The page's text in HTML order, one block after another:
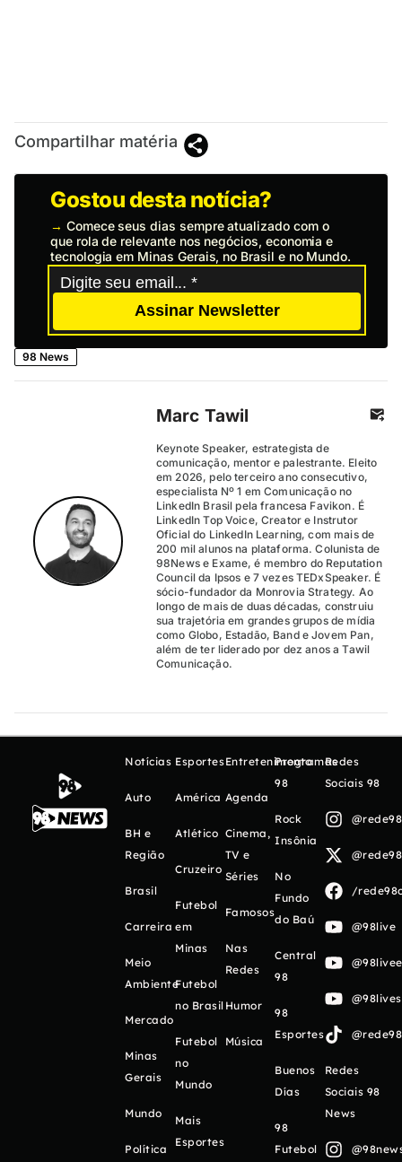
Compartilhar matéria
Gostou desta notícia?
→ Comece seus dias sempre atualizado com o
que rola de relevante nos negócios, economia e
tecnologia em Minas Gerais, no Brasil e no Mundo.
Assinar Newsletter
98 News
Marc Tawil
Keynote Speaker, estrategista de
comunicação, mentor e palestrante. Eleito
em 2026, pelo terceiro ano consecutivo,
especialista Nº 1 em Comunicação no
LinkedIn Brasil pela francesa Favikon. É
LinkedIn Top Voice, Creator e Instrutor
Oficial do LinkedIn Learning, com mais de
200 mil alunos na plataforma. Colunista de
98News e Exame, é membro do Reputation
Council da Ipsos e 7 vezes TEDxSpeaker. É
sócio-fundador da Monrovia Strategy. Ao
longo de mais de duas décadas, construiu
sua trajetória em grandes grupos de mídia
como Globo, Estadão, Band e Jovem Pan,
além de ter liderado por dez anos a Tawil
Comunicação.
Notícias
Auto
BH e
Região
Brasil
Carreira
Meio
Ambiente
Mercado
Minas
Gerais
Mundo
Política
Esportes
América
Atlético
Cruzeiro
Futebol
em
Minas
Futebol
no Brasil
Futebol
no
Mundo
Mais
Esportes
Entretenimento
Agenda
Cinema,
TV e
Séries
Famosos
Nas
Redes
Humor
Música
Programas
98
Rock
Insônia
No
Fundo
do Baú
Central
98
98
Esportes
Buenos
Días
98
Futebol
Redes
Sociais 98
/
@98live
Redes
Sociais 98
News